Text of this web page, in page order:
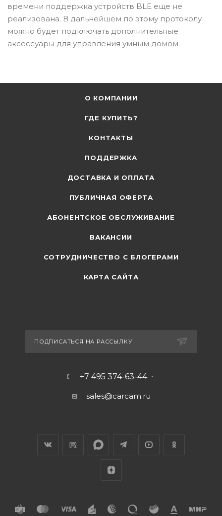
времени поддержка устройств BLE еще не
реализована. В дальнейшем по этому протоколу
можно будет подключать дополнительные
аксессуары для управления умным домом.
О КОМПАНИИ
ГДЕ КУПИТЬ?
КОНТАКТЫ
ПОДДЕРЖКА
ДОСТАВКА И ОПЛАТА
ПУБЛИЧНАЯ ОФЕРТА
АБОНЕНТСКОЕ ОБСЛУЖИВАНИЕ
ВАКАНСИИ
СОТРУДНИЧЕСТВО С БЛОГЕРАМИ
КАРТА САЙТА
ПОДПИСАТЬСЯ НА РАССЫЛКУ
+7 495 374-63-44
sales@carcam.ru